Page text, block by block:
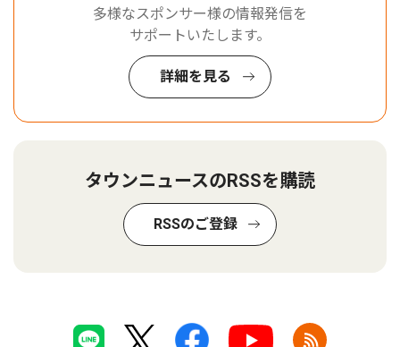
多様なスポンサー様の情報発信を
サポートいたします。
詳細を見る
タウンニュースのRSSを購読
RSSのご登録